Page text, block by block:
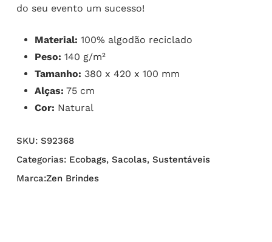
do seu evento um sucesso!
Material: 100% algodão reciclado
Peso: 140 g/m²
Tamanho: 380 x 420 x 100 mm
Alças: 75 cm
Cor: Natural
SKU: S92368
Categorias: Ecobags, Sacolas, Sustentáveis
Marca:Zen Brindes